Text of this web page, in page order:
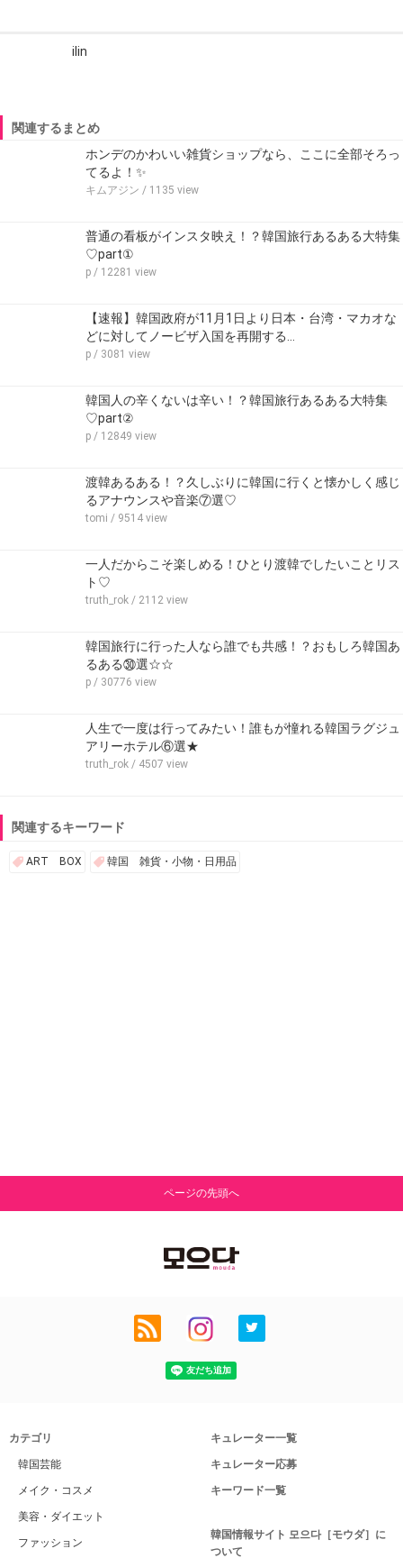
ilin
関連するまとめ
ホンデのかわいい雑貨ショップなら、ここに全部そろっ
てるよ！✨
キムアジン / 1135 view
普通の看板がインスタ映え！？韓国旅行あるある大特集
♡part①
p / 12281 view
【速報】韓国政府が11月1日より日本・台湾・マカオな
どに対してノービザ入国を再開する…
p / 3081 view
韓国人の辛くないは辛い！？韓国旅行あるある大特集
♡part②
p / 12849 view
渡韓あるある！？久しぶりに韓国に行くと懐かしく感じ
るアナウンスや音楽⑦選♡
tomi / 9514 view
一人だからこそ楽しめる！ひとり渡韓でしたいことリス
ト♡
truth_rok / 2112 view
韓国旅行に行った人なら誰でも共感！？おもしろ韓国あ
るある㉚選☆☆
p / 30776 view
人生で一度は行ってみたい！誰もが憧れる韓国ラグジュ
アリーホテル⑥選★
truth_rok / 4507 view
関連するキーワード
ART BOX 韓国 雑貨・小物・日用品
ページの先頭へ
カテゴリ
韓国芸能
メイク・コスメ
美容・ダイエット
ファッション
キュレーター一覧
キュレーター応募
キーワード一覧
韓国情報サイト 모으다［モウダ］に
ついて